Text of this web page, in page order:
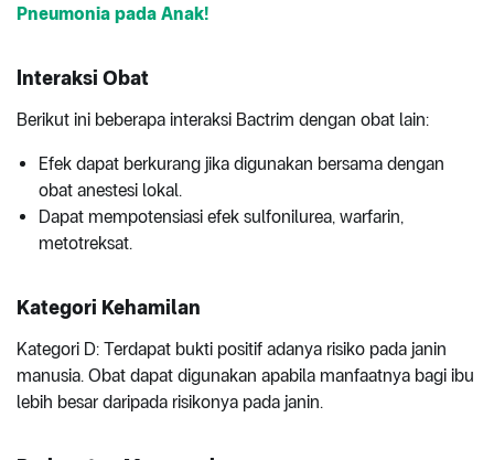
Pneumonia pada Anak!
Interaksi Obat
Berikut ini beberapa interaksi Bactrim dengan obat lain:
Efek dapat berkurang jika digunakan bersama dengan
obat anestesi lokal.
Dapat mempotensiasi efek sulfonilurea, warfarin,
metotreksat.
Kategori Kehamilan
Kategori D: Terdapat bukti positif adanya risiko pada janin
manusia. Obat dapat digunakan apabila manfaatnya bagi ibu
lebih besar daripada risikonya pada janin.